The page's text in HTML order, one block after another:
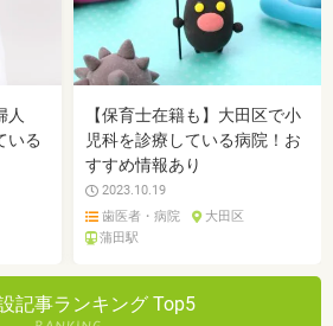
人
いる
【保育士在籍も】大田区で小
児科を診療している病院！お
すすめ情報あり
2023.10.19
歯医者・病院
大田区
蒲田駅
記事ランキング Top5